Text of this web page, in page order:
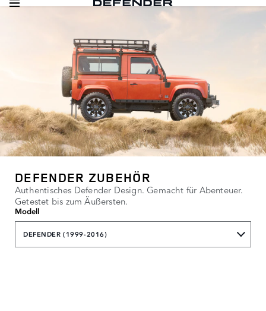
DEFENDER ZUBEHÖR
Authentisches Defender Design. Gemacht für Abenteuer.
Getestet bis zum Äußersten.
Modell
DEFENDER (1999-2016)